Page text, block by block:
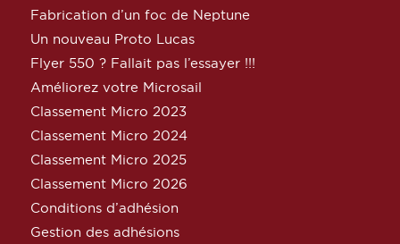
Fabrication d’un foc de Neptune
Un nouveau Proto Lucas
Flyer 550 ? Fallait pas l’essayer !!!
Améliorez votre Microsail
Classement Micro 2023
Classement Micro 2024
Classement Micro 2025
Classement Micro 2026
Conditions d’adhésion
Gestion des adhésions